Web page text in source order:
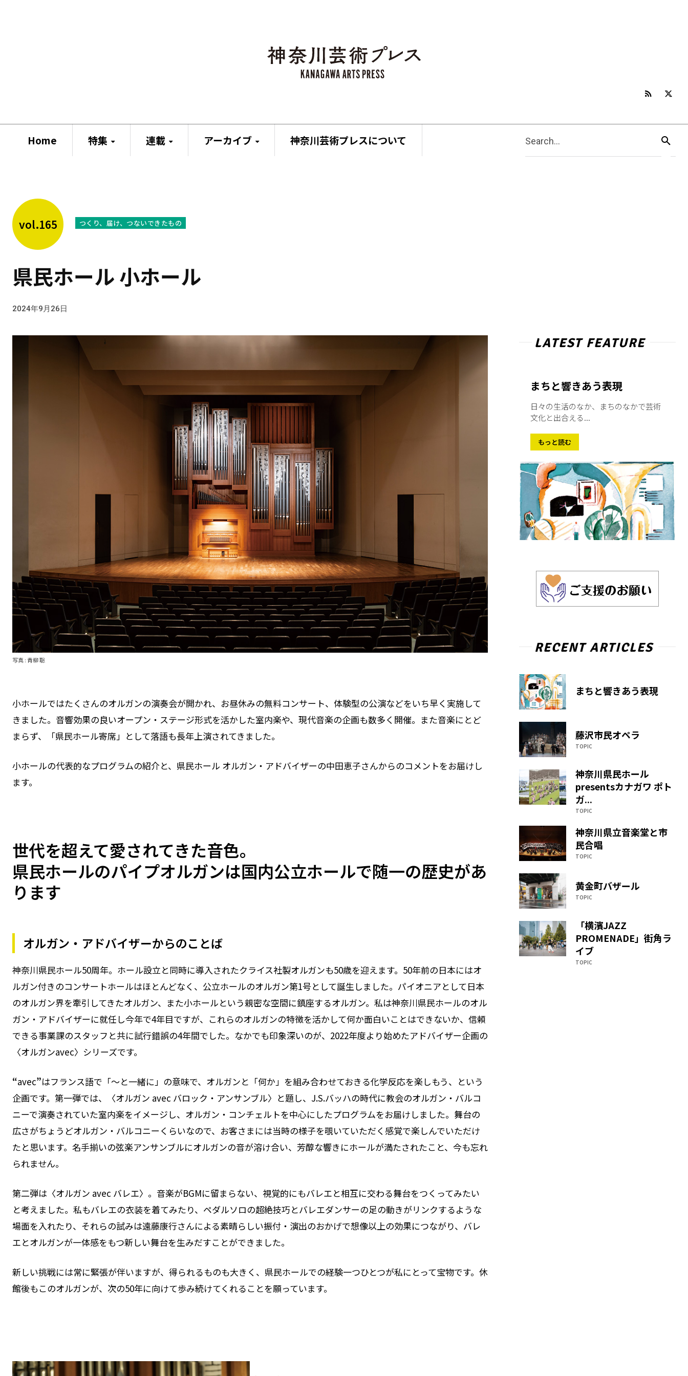
Home 特集 連載 アーカイブ 神奈川芸術プレスについて Search...
vol.165 つくり、届け、つないできたもの
県民ホール 小ホール
2024年9月26日
写真 : 青柳 聡
小ホールではたくさんのオルガンの演奏会が開かれ、お昼休みの無料コンサート、体験型の公演などをいち早く実施して
きました。音響効果の良いオープン・ステージ形式を活かした室内楽や、現代音楽の企画も数多く開催。また音楽にとど
まらず、「県民ホール寄席」として落語も長年上演されてきました。
小ホールの代表的なプログラムの紹介と、県民ホール オルガン・アドバイザーの中田恵子さんからのコメントをお届けし
ます。
世代を超えて愛されてきた⾳⾊。
県⺠ホールのパイプオルガンは国内公⽴ホールで随⼀の歴史があ
ります
オルガン・アドバイザーからのことば
神奈川県民ホール50周年。ホール設立と同時に導入されたクライス社製オルガンも50歳を迎えます。50年前の日本にはオ
ルガン付きのコンサートホールはほとんどなく、公立ホールのオルガン第1号として誕生しました。パイオニアとして日本
のオルガン界を牽引してきたオルガン、また小ホールという親密な空間に鎮座するオルガン。私は神奈川県民ホールのオル
ガン・アドバイザーに就任し今年で4年目ですが、これらのオルガンの特徴を活かして何か面白いことはできないか、信頼
できる事業課のスタッフと共に試行錯誤の4年間でした。なかでも印象深いのが、2022年度より始めたアドバイザー企画の
〈オルガンavec〉シリーズです。
“avec”はフランス語で「〜と一緒に」の意味で、オルガンと「何か」を組み合わせておきる化学反応を楽しもう、という
企画です。第一弾では、〈オルガン avec バロック・アンサンブル〉と題し、J.S.バッハの時代に教会のオルガン・バルコ
ニーで演奏されていた室内楽をイメージし、オルガン・コンチェルトを中心にしたプログラムをお届けしました。舞台の
広さがちょうどオルガン・バルコニーくらいなので、お客さまには当時の様子を覗いていただく感覚で楽しんでいただけ
たと思います。名手揃いの弦楽アンサンブルにオルガンの音が溶け合い、芳醇な響きにホールが満たされたこと、今も忘れ
られません。
第二弾は〈オルガン avec バレエ〉。音楽がBGMに留まらない、視覚的にもバレエと相互に交わる舞台をつくってみたい
と考えました。私もバレエの衣装を着てみたり、ペダルソロの超絶技巧とバレエダンサーの足の動きがリンクするような
場面を入れたり、それらの試みは遠藤康行さんによる素晴らしい振付・演出のおかげで想像以上の効果につながり、バレ
エとオルガンが一体感をもつ新しい舞台を生みだすことができました。
新しい挑戦には常に緊張が伴いますが、得られるものも大きく、県民ホールでの経験一つひとつが私にとって宝物です。休
館後もこのオルガンが、次の50年に向けて歩み続けてくれることを願っています。
LATEST FEATURE
まちと響きあう表現
日々の生活のなか、まちのなかで芸術
文化と出合える...
もっと読む
RECENT ARTICLES
まちと響きあう表現
藤沢市民オペラ
TOPIC
神奈川県民ホール
presentsカナガワ ポト
ガ...
TOPIC
神奈川県立音楽堂と市
民合唱
TOPIC
黄金町バザール
TOPIC
「横濱JAZZ
PROMENADE」街角ラ
イブ
TOPIC